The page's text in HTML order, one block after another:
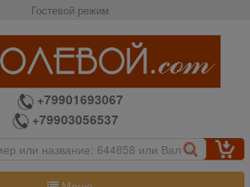
Гостевой режим
+79901693067
+79903056537